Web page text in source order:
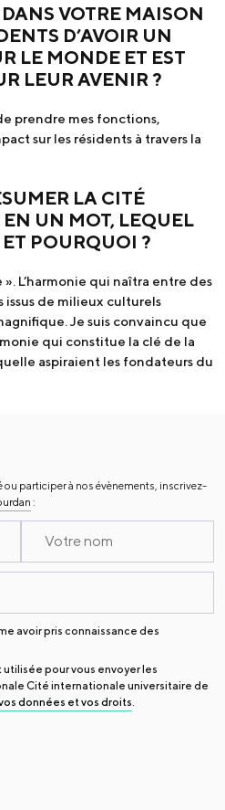
VOTRE MAISON
D’AVOIR UN
LE MONDE ET EST
LEUR AVENIR ?
prendre mes fonctions,
sur les résidents à travers la
LA CITÉ
UN MOT, LEQUEL
POURQUOI ?
L’harmonie qui naîtra entre des
de milieux culturels
Je suis convaincu que
qui constitue la clé de la
aspiraient les fondateurs du
participer à nos évènements, inscrivez-
:
avoir pris connaissance des
pour vous envoyer les
Cité internationale universitaire de
données et vos droits.